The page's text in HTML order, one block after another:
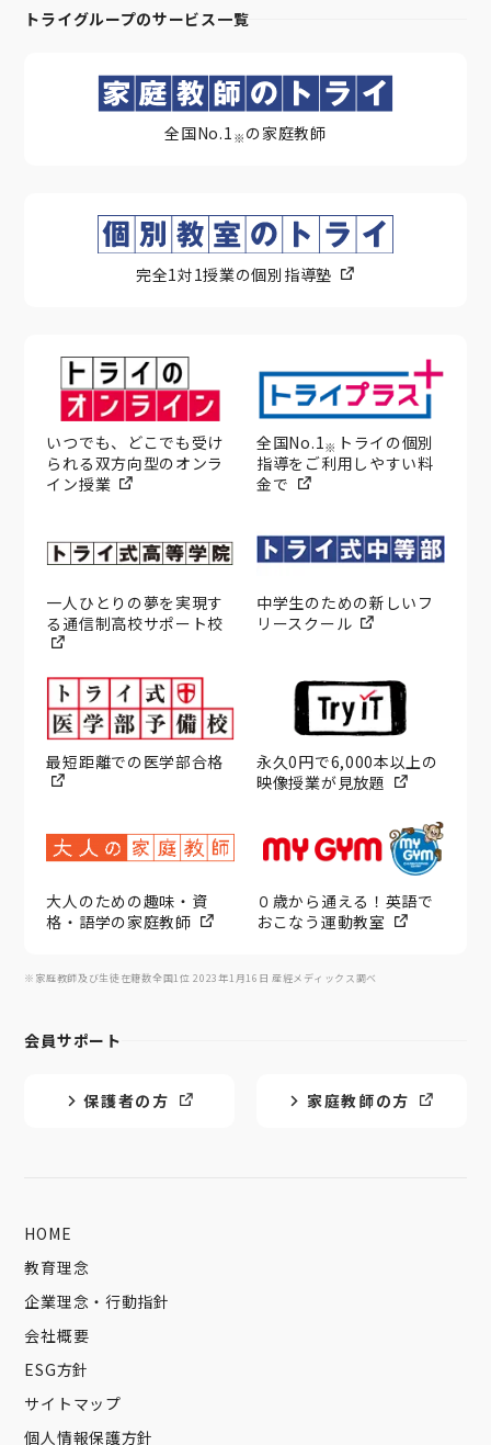
トライグループのサービス一覧
全国No.1 ※ の家庭教師
完全1対1授業の個別指導塾
いつでも、どこでも受け
られる双方向型のオンラ
イン授業
全国No.1※ トライの個別
指導をご利用しやすい料
金で
一人ひとりの夢を実現す
る通信制高校サポート校
中学生のための新しいフ
リースクール
最短距離での医学部合格
永久0円で6,000本以上の
映像授業が見放題
大人のための趣味・資
格・語学の家庭教師
０歳から通える！英語で
おこなう運動教室
※家庭教師及び生徒在籍数全国1位 2023年1月16日 産經メディックス調べ
会員サポート
保護者の方 家庭教師の方
HOME
教育理念
企業理念・行動指針
会社概要
ESG方針
サイトマップ
個人情報保護方針